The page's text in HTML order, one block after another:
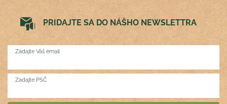
PRIDAJTE SA DO NÁŠHO NEWSLETTRA
Zadajte Váš email
Zadajte PSČ